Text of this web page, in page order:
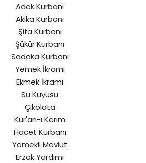
Adak Kurbanı
Akika Kurbanı
Şifa Kurbanı
Şükür Kurbanı
Sadaka Kurbanı
Yemek İkramı
Ekmek İkramı
Su Kuyusu
Çikolata
Kur'an-ı Kerim
Hacet Kurbanı
Yemekli Mevlüt
Erzak Yardımı